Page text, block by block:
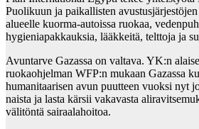
Puolikuun ja paikallisten avustusjärjestöjen
alueelle kuorma-autoissa ruokaa,
hygieniapakkauksia, lääkkeitä, telttoja ja
Avuntarve Gazassa on valtava. YK:n
ruokaohjelman WFP:n mukaan Gazassa
humanitaarisen avun puutteen vuoksi nyt
naista ja lasta kärsii vakavasta
välitöntä sairaalahoitoa.